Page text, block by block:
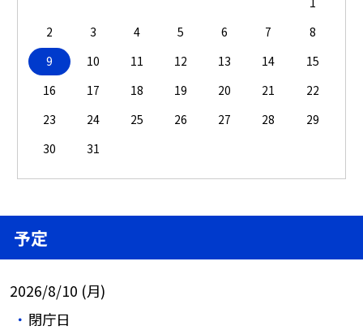
2
3 4 5 6 7
8
9
10 11 12 13 14
15
16
17 18 19 20 21
22
23
24 25 26 27 28
29
30
31
予定
2026/8/10 (月)
閉庁日